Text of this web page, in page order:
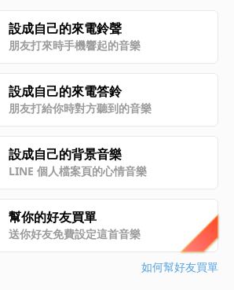
設成自己的來電鈴聲
朋友打來時手機響起的音樂
設成自己的來電答鈴
朋友打給你時對方聽到的音樂
設成自己的背景音樂
LINE 個人檔案頁的心情音樂
幫你的好友買單
送你好友免費設定這首音樂
如何幫好友買單